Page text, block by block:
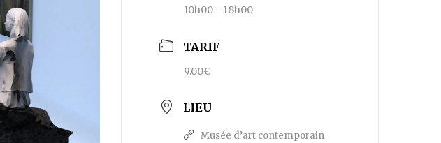
10h00 - 18h00
TARIF
9.00€
LIEU
Musée d’art contemporain